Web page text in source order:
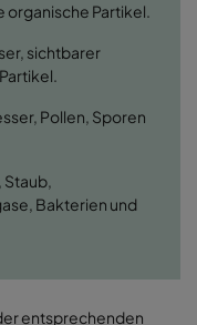
organische Partikel.
sichtbarer
Pollen, Sporen
Staub,
Bakterien und
entsprechenden